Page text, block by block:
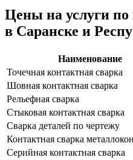
Цены на услуги по
в Саранске и
Наименование
Точечная контактная сварка
Шовная контактная сварка
Рельефная сварка
Стыковая контактная сварка
Сварка деталей по чертежу
Контактная сварка
Серийная контактная сварка